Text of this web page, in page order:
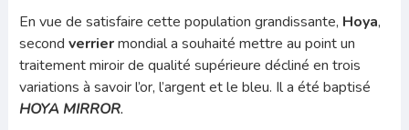
En vue de satisfaire cette population grandissante, Hoya,
second verriermondial a souhaité mettre au point un
traitement miroir de qualité supérieure décliné en trois
variations à savoir l’or, l’argent et le bleu. Il a été baptisé
HOYA MIRROR.